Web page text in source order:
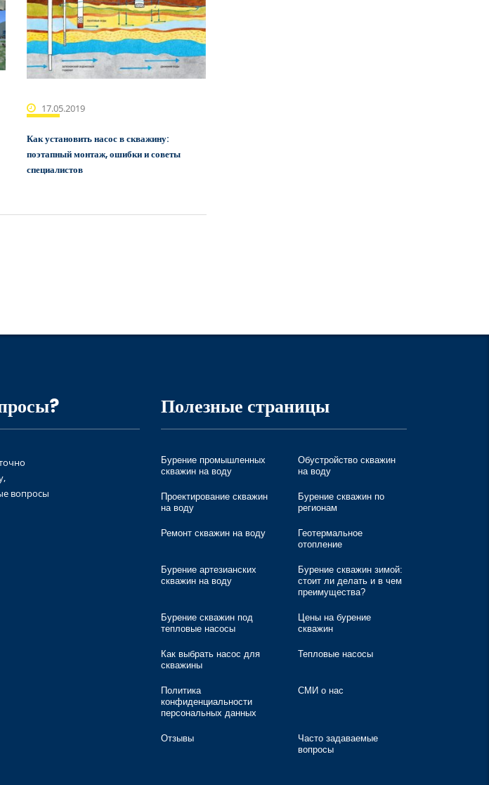
17.05.2019
Как установить насос в скважину:
поэтапный монтаж, ошибки и советы
специалистов
вопросы
Полезные страницы
Бурение промышленных
скважин на воду
Обустройство скважин
на воду
Проектирование скважин
на воду
Бурение скважин по
регионам
Ремонт скважин на воду
Геотермальное
отопление
Бурение артезианских
скважин на воду
Бурение скважин зимой:
стоит ли делать и в чем
преимущества?
Бурение скважин под
тепловые насосы
Цены на бурение
скважин
Как выбрать насос для
скважины
Тепловые насосы
Политика
конфиденциальности
персональных данных
СМИ о нас
Отзывы
Часто задаваемые
вопросы